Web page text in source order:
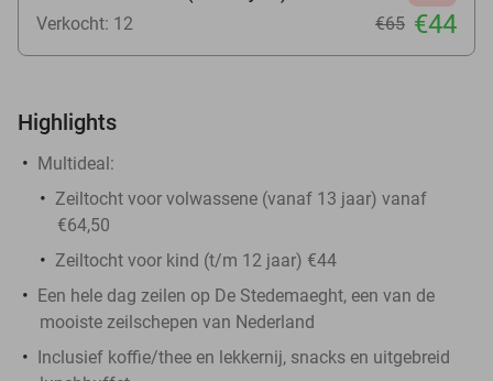
Verkocht: 12
€65 €44
Highlights
Multideal:
Zeiltocht voor volwassene (vanaf 13 jaar) vanaf
€64,50
Zeiltocht voor kind (t/m 12 jaar) €44
Een hele dag zeilen op De Stedemaeght, een van de
mooiste zeilschepen van Nederland
Inclusief koffie/thee en lekkernij, snacks en uitgebreid